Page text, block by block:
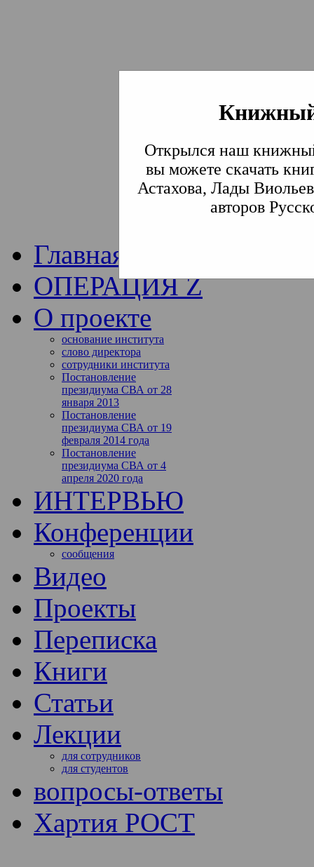
Открылся наш
вы можете скачать
Астахова, Лады
авторов
Институт
Традиции СВА
Главная
ОПЕРАЦИЯ Z
О проекте
основание института
слово директора
сотрудники института
Постановление
президиума СВА от 28
января 2013
Постановление
президиума СВА от 19
февраля 2014 года
Постановление
президиума СВА от 4
апреля 2020 года
ИНТЕРВЬЮ
Конференции
сообщения
Видео
Проекты
Переписка
Книги
Статьи
Лекции
для сотрудников
для студентов
вопросы-ответы
Хартия РОСТ